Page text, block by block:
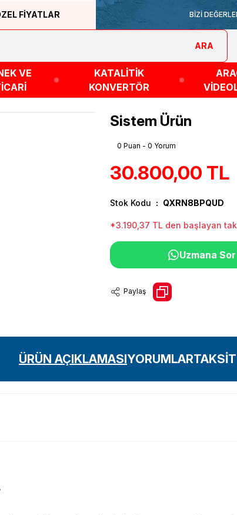
FİYATLAR BİZİ
ARA
VE
KATALİTİK
KONVERTÖR
Sistem Ürün
0 Puan - 0 Yorum
30.800,00 TL
Stok Kodu QXRN8BPQUD
*3.190,37 TL den başlayan
Uzmana Sor
Paylaş
ÜRÜN AÇIKLAMASIYORUMLAR